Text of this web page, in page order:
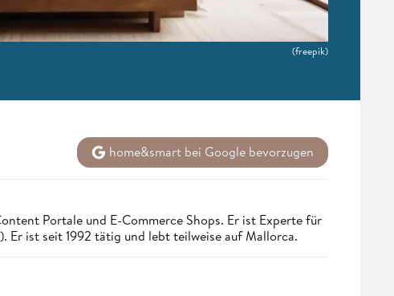
(freepik)
home&smart bei Google bevorzugen
Portale und E-Commerce Shops. Er ist Experte für
Er ist seit 1992 tätig und lebt teilweise auf Mallorca.